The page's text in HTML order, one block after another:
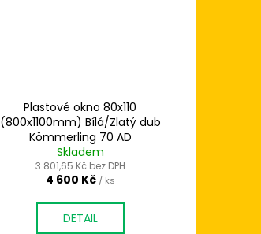
Plastové okno 80x110
(800x1100mm) Bílá/Zlatý dub
Kömmerling 70 AD
Skladem
3 801,65 Kč bez DPH
4 600 Kč / ks
DETAIL